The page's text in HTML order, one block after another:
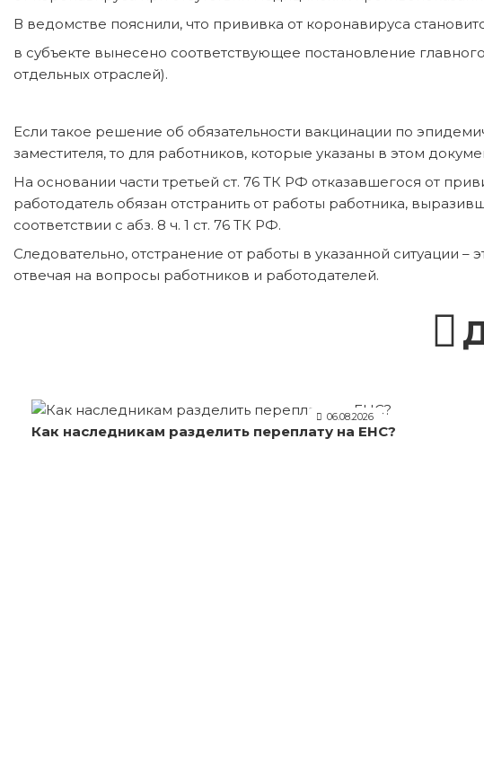
В ведомстве пояснили, что прививка от коронавируса
в субъекте вынесено соответствующее постановление
отдельных отраслей).
Если такое решение об обязательности вакцинации по
заместителя, то для работников, которые указаны в этом
На основании части третьей ст. 76 ТК РФ отказавшегося от
работодатель обязан отстранить от работы работника,
соответствии с абз. 8 ч. 1 ст. 76 ТК РФ.
Следовательно, отстранение от работы в указанной ситуации –
отвечая на вопросы работников и работодателей.
06.08.2026
Как наследникам разделить переплату на ЕНС?